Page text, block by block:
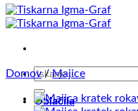
Išči:
Oblačila
Domov / Majice